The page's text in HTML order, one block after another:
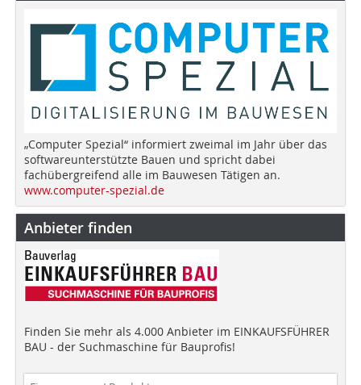
„Computer Spezial“ informiert zweimal im Jahr über das
softwareunterstützte Bauen und spricht dabei
fachübergreifend alle im Bauwesen Tätigen an.
www.computer-spezial.de
Anbieter finden
Finden Sie mehr als 4.000 Anbieter im EINKAUFSFÜHRER
BAU - der Suchmaschine für Bauprofis!